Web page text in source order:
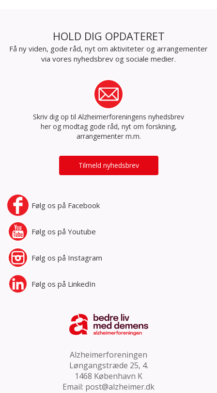
HOLD DIG OPDATERET
Få ny viden, gode råd, nyt om aktiviteter og arrangementer
via vores nyhedsbrev og sociale medier.
Skriv dig op til Alzheimerforeningens nyhedsbrev
her og modtag gode råd, nyt om forskning,
arrangementer m.m.
Tilmeld nyhedsbrev
Følg os på Facebook
Følg os på Youtube
Følg os på Instagram
Følg os på LinkedIn
Alzheimerforeningen
Løngangstræde 25, 4.
1468 København K
Email: post@alzheimer.dk